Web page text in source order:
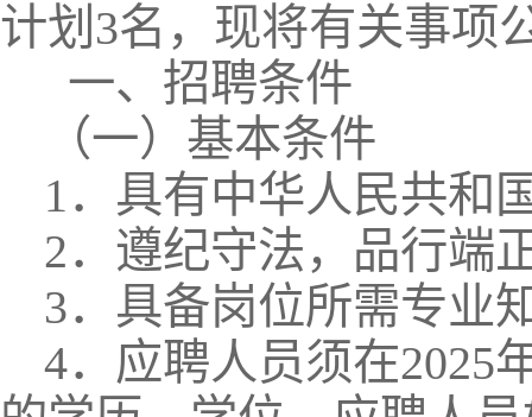
计划3名，现将有关事项
一、招聘条件
（一）基本条件
1．具有中华人民共和
2．遵纪守法，品行端
3．具备岗位所需专业
4．应聘人员须在2025